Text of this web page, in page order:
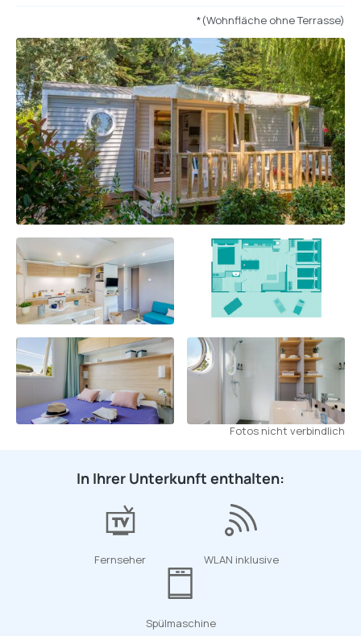
*(Wohnfläche ohne Terrasse)
Fotos nicht verbindlich
In Ihrer Unterkunft enthalten:
Fernseher WLAN inklusive
Spülmaschine